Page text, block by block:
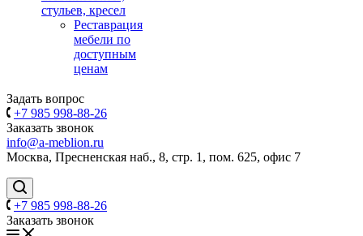
стульев, кресел
Реставрация
мебели по
доступным
ценам
Задать вопрос
+7 985 998-88-26
Заказать звонок
info@a-meblion.ru
Москва, Пресненская наб., 8, стр. 1, пом. 625, офис 7
+7 985 998-88-26
Заказать звонок